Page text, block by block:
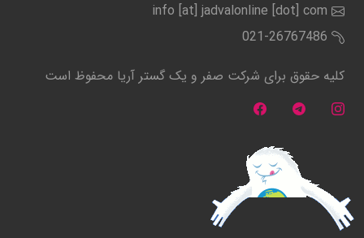
info [at] jadvalonline [dot] com
021-26767486
کلیه حقوق برای شرکت صفر و یک گستر آریا محفوظ است